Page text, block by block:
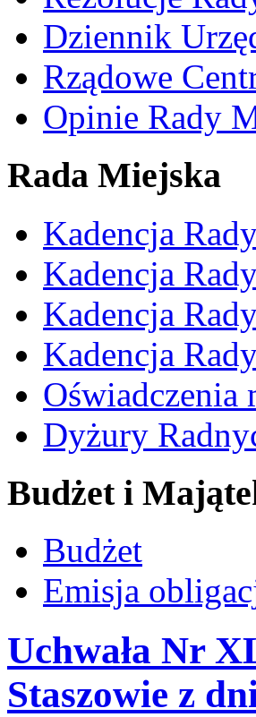
Dziennik
Rządowe
Opinie Rady
Rada Miejska
Kadencja
Kadencja
Kadencja
Kadencja
Oświadczenia
Dyżury
Budżet i
Budżet
Emisja
Uchwała Nr
Staszowie z